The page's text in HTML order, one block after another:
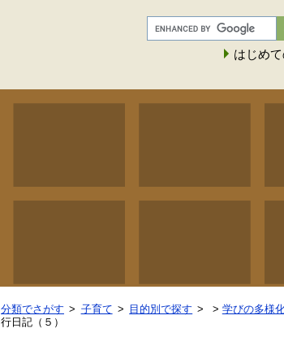
はじめ
分類でさがす 子育て 目的別で探す > 学びの多様
行日記（５）